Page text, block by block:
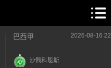
巴西甲 2026-08-16
沙佩科恩斯